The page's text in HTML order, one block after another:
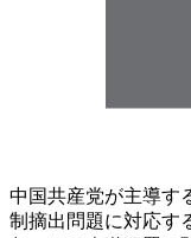
中国共産党が主導す
制摘出問題に対応す